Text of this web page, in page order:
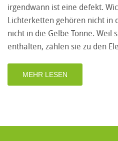
irgendwann ist eine defekt.
Lichterketten gehören nicht in
nicht in die Gelbe Tonne. Weil
enthalten, zählen sie zu den
MEHR LESEN